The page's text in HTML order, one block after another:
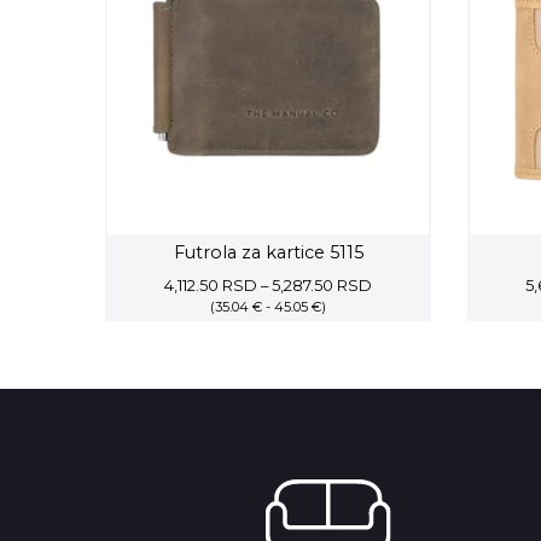
Futrola za kartice 5115
4,112.50 RSD – 5,287.50 RSD
(35.04 € - 45.05 €)